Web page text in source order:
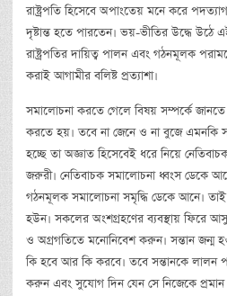
রাষ্ট্রপতি হিসেবে অপাংতেয় মনে করে
দৃষ্টান্ত হতে পারতেন। ভয়-ভীতির উদ্ধে উঠে
রাষ্ট্রপতির দায়িত্ব পালন এবং গঠনমূলক
করাই আগামীর বলিষ্ট প্রত্যাশা।
সমালোচনা করতে গেলে বিষয় সম্পর্কে
করতে হয়। তবে না জেনে ও না বুজে এমনকি
হচ্ছে তা অজ্ঞাত হিসেবেই ধরে নিয়ে
জরুরী। নেতিবাচক সমালোচনা ধ্বংস ডেকে
গঠনমূলক সমালোচনা সমৃদ্ধি ডেকে আনে।
হউন। সকলের অংশগ্রহণের ব্যবস্থায় ফিরে
ও অগ্রগতিতে মনোনিবেশ করুন। সন্তান জন্ম
কি হবে আর কি করবে। তবে সন্তানকে লালন
করুন এবং সুযোগ দিন যেন সে নিজেকে